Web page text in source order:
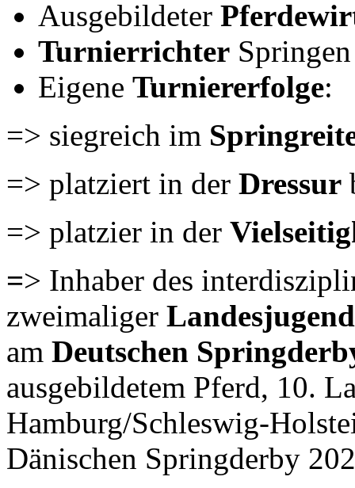
Ausgebildeter
Turnierrichter
Eigene Turniererfolge:
=> siegreich im
=> platziert in der Dressur
=> platzier in der
=> Inhaber des
zweimaliger
am Deutschen
ausgebildetem Pferd, 10.
Hamburg/Schleswig-
Dänischen Springderby